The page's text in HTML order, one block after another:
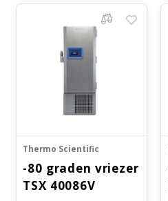
Thermo Scientific
-80 graden vriezer
TSX 40086V